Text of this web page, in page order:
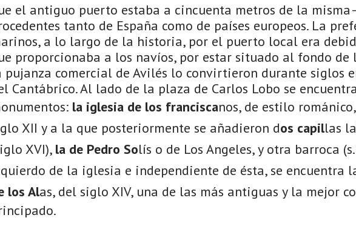
el antiguo puerto estaba a cincuenta metros de la
tanto de España como de países europeos. La
a lo largo de la historia, por el puerto local era
proporcionaba a los navíos, por estar situado al fondo de
pujanza comercial de Avilés lo convirtieron durante siglos
Cantábrico. Al lado de la plaza de Carlos Lobo se
la iglesia de los franciscanos, de estilo
XII y a la que posteriormente se añadieron dos capillas
XVI), la de Pedro Solís o de Los Angeles, y otra barroca
de la iglesia e independiente de ésta, se encuentra
los Alas, del siglo XIV, una de las más antiguas y la mejor